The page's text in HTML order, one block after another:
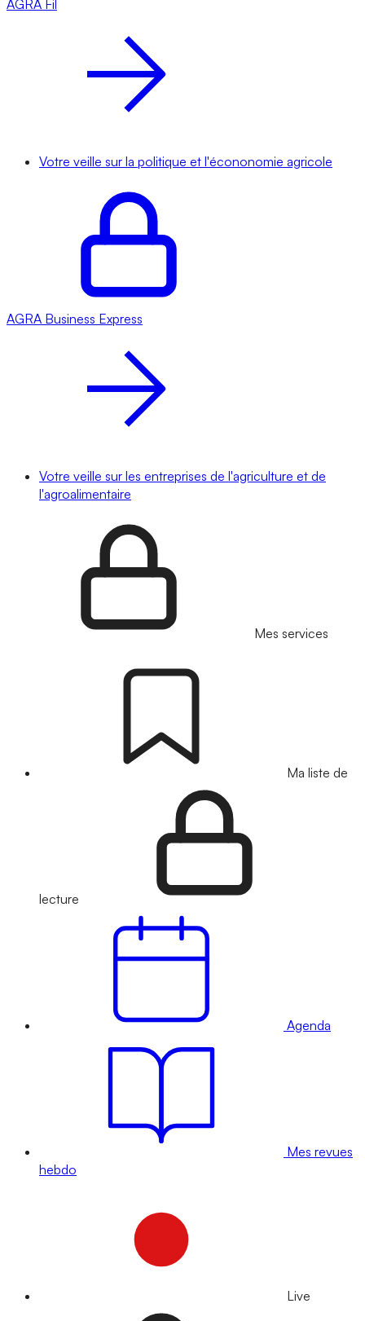
AGRA Fil
Votre veille sur la politique et l'écononomie agricole
AGRA Business Express
Votre veille sur les entreprises de l'agriculture et de
l'agroalimentaire
Mes services
Ma liste de
lecture
Agenda
Mes revues
hebdo
Live